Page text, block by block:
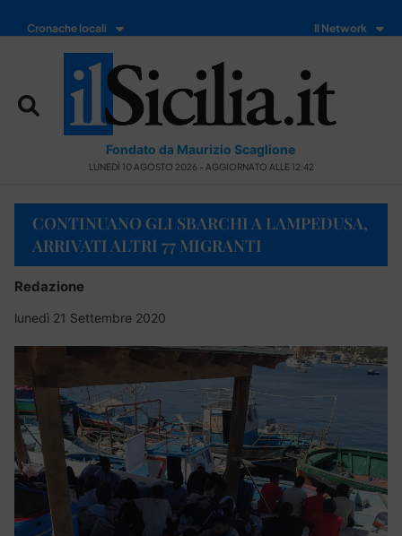
Cronache locali Il Network
Fondato da Maurizio Scaglione
LUNEDÌ 10 AGOSTO 2026 - AGGIORNATO ALLE 12:42
CONTINUANO GLI SBARCHI A LAMPEDUSA,
ARRIVATI ALTRI 77 MIGRANTI
Redazione
lunedì 21 Settembre 2020